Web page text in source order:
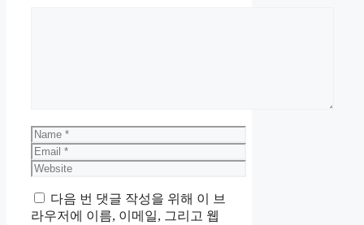
Name
Email
Website
다음 번 댓글 작성을 위해 이 브
라우저에 이름, 이메일, 그리고 웹